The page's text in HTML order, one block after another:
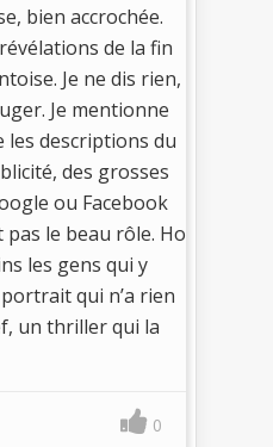
bien accrochée.
de la fin
Je ne dis rien,
Je mentionne
les descriptions du
des grosses
ou Facebook
pas le beau rôle. Ho
les gens qui y
qui n’a rien
un thriller qui la
0